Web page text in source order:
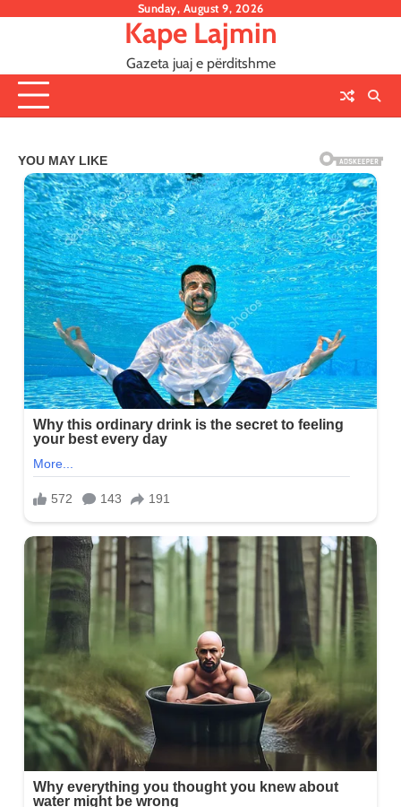
Sunday, August 9, 2026
Kape Lajmin
Gazeta juaj e përditshme